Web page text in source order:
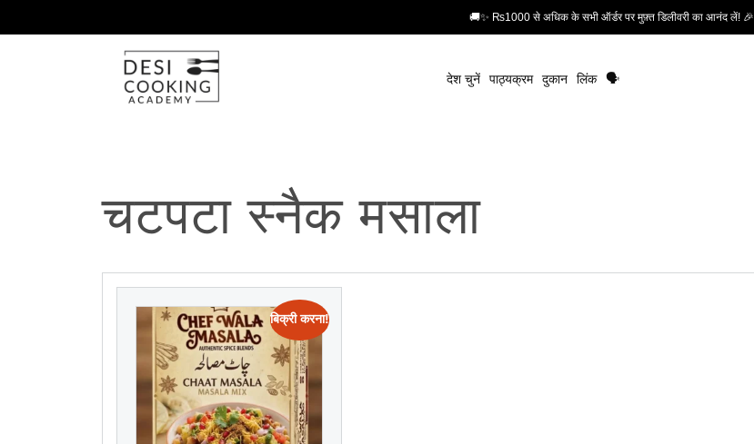
🚚✨ ₨1000 से अधिक के सभी ऑर्डर पर मुफ़्त डिलीवरी का आनंद लें! 🎉
देश चुनें पाठ्यक्रम दुकान लिंक 🗣️
चटपटा स्नैक मसाला
बिक्री करना!